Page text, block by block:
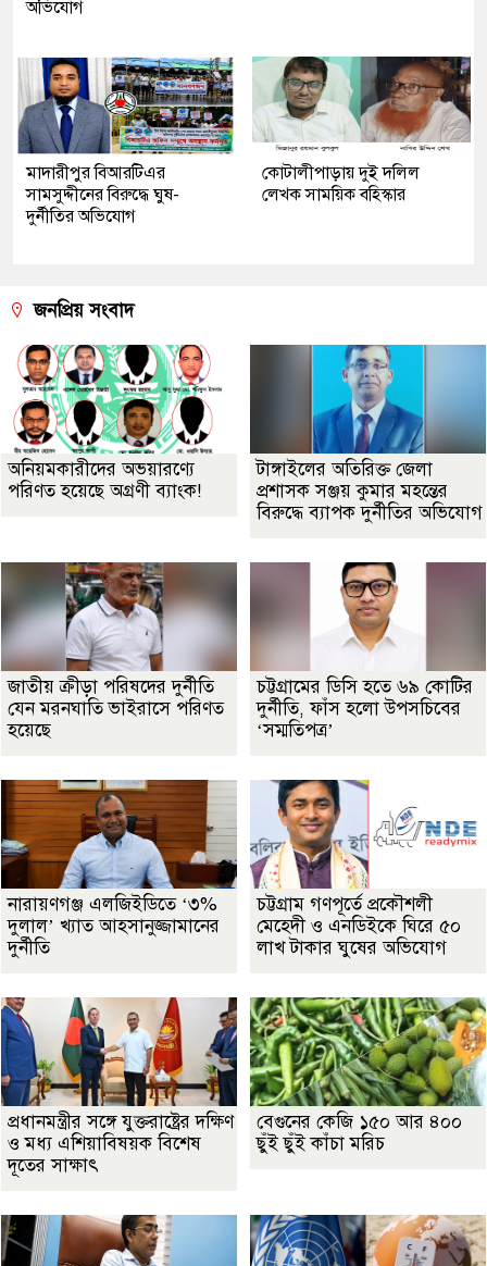
অভিযোগ
মাদারীপুর বিআরটিএর
সামসুদ্দীনের বিরুদ্ধে ঘুষ-
দুর্নীতির অভিযোগ
কোটালীপাড়ায় দুই দলিল
লেখক সাময়িক বহিস্কার
জনপ্রিয় সংবাদ
অনিয়মকারীদের অভয়ারণ্যে
পরিণত হয়েছে অগ্রণী ব্যাংক!
টাঙ্গাইলের অতিরিক্ত জেলা
প্রশাসক সঞ্জয় কুমার মহন্তের
বিরুদ্ধে ব্যাপক দুর্নীতির অভিযোগ
জাতীয় ক্রীড়া পরিষদের দুর্নীতি
যেন মরনঘাতি ভাইরাসে পরিণত
হয়েছে
চট্টগ্রামের ডিসি হতে ৬৯ কোটির
দুর্নীতি, ফাঁস হলো উপসচিবের
‘সম্মতিপত্র’
নারায়ণগঞ্জ এলজিইডিতে ‘৩%
দুলাল’ খ্যাত আহসানুজ্জামানের
দুর্নীতি
চট্টগ্রাম গণপূর্তে প্রকৌশলী
মেহেদী ও এনডিইকে ঘিরে ৫০
লাখ টাকার ঘুষের অভিযোগ
প্রধানমন্ত্রীর সঙ্গে যুক্তরাষ্ট্রের দক্ষিণ
ও মধ্য এশিয়াবিষয়ক বিশেষ
দূতের সাক্ষাৎ
বেগুনের কেজি ১৫০ আর ৪০০
ছুঁই ছুঁই কাঁচা মরিচ